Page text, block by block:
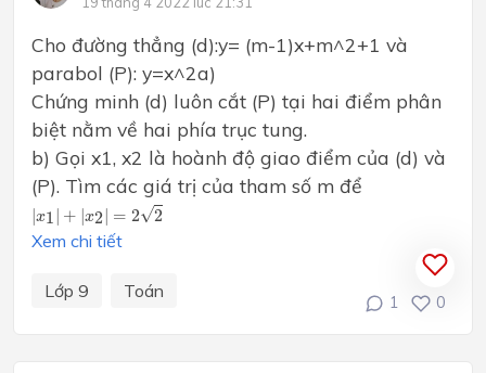
Cho đường thẳng (d):y= (m-1)x+m^2+1 và
parabol (P): y=x^2a)
Chứng minh (d) luôn cắt (P) tại hai điểm phân
biệt nằm về hai phía trục tung.
b) Gọi x1, x2 là hoành độ giao điểm của (d) và
(P). Tìm các giá trị của tham số m để
x1 + x2 = 2√2
| 1 | x =
2
Xem chi tiết
Lớp 9 Toán
1 0